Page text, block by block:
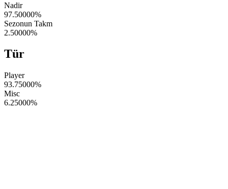
Nadir
97.50000%
Sezonun Takm
2.50000%
Tür
Player
93.75000%
Misc
6.25000%